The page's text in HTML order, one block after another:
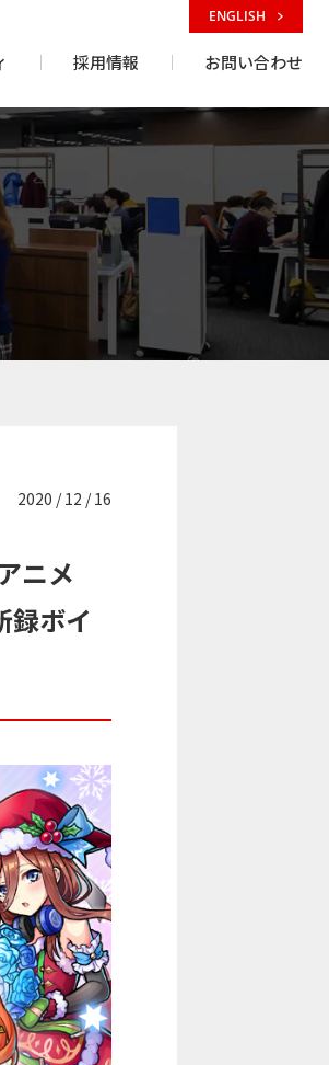
採用情報 お問い合わせ
ENGLISH
2020 / 12 / 16
ニメ
録ボイ